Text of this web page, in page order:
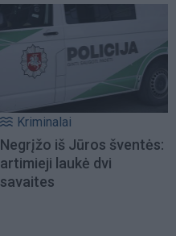
Kriminalai
Negrįžo iš Jūros šventės:
artimieji laukė dvi
savaites